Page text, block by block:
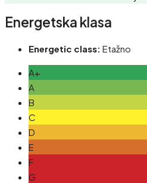
Energetska klasa
Energetic class: Etažno
A+
A
B
C
D
E
F
G